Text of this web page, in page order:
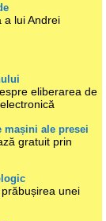
a lui Andrei
eliberarea de
mașini ale presei
gratuit prin
unei